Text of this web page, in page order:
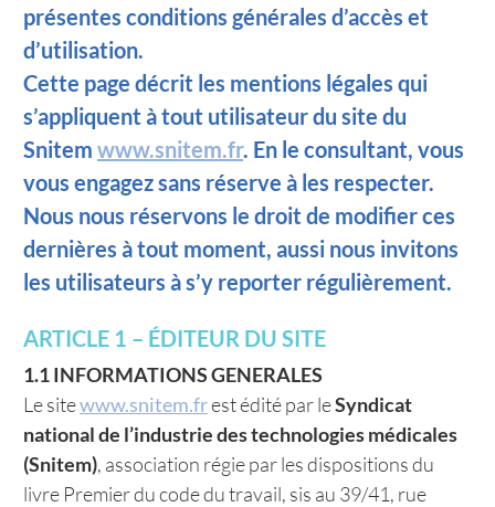
présentes conditions générales d’accès et
d’utilisation.
Cette page décrit les mentions légales qui
s’appliquent à tout utilisateur du site du
Snitem www.snitem.fr. En le consultant, vous
vous engagez sans réserve à les respecter.
Nous nous réservons le droit de modifier ces
dernières à tout moment, aussi nous invitons
les utilisateurs à s’y reporter régulièrement.
ARTICLE 1 – ÉDITEUR DU SITE
1.1 INFORMATIONS GENERALES
Le sitewww.snitem.frest édité par leSyndicat
national de l’industrie des technologies médicales
(Snitem), association régie par les dispositions du
livre Premier du code du travail, sis au 39/41, rue